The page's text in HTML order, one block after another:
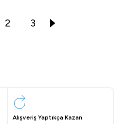
2 3
Alışveriş Yaptıkça Kazan